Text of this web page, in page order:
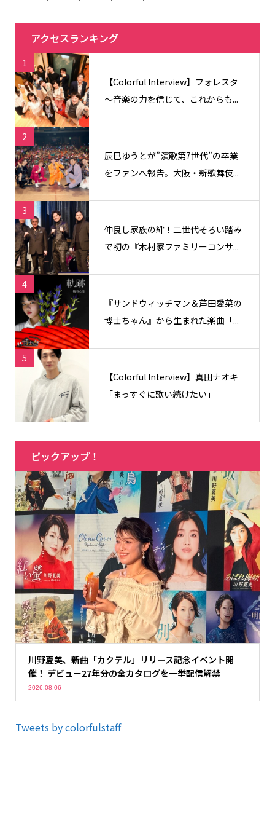
アクセスランキング
1
【Colorful Interview】フォレスタ
〜音楽の力を信じて、これからも...
2
辰巳ゆうとが”演歌第7世代”の卒業
をファンへ報告。大阪・新歌舞伎...
3
仲良し家族の絆！二世代そろい踏み
で初の『木村家ファミリーコンサ...
4
『サンドウィッチマン＆芦田愛菜の
博士ちゃん』から生まれた楽曲「...
5
【Colorful Interview】真田ナオキ
「まっすぐに歌い続けたい」
ピックアップ！
川野夏美、新曲「カクテル」リリース記念イベント開
催！ デビュー27年分の全カタログを一挙配信解禁
2026.08.06
Tweets by colorfulstaff